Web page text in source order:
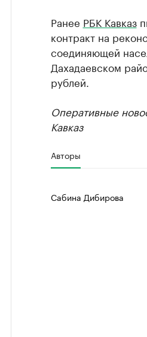
Ранее РБК Кавказ
контракт на
соединяющей
Дахадаевском
рублей.
Оперативные
Кавказ
Авторы
Сабина Дибирова